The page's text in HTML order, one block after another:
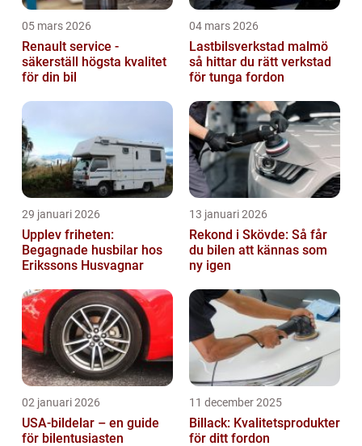
05 mars 2026
Renault service -
säkerställ högsta kvalitet
för din bil
04 mars 2026
Lastbilsverkstad malmö
så hittar du rätt verkstad
för tunga fordon
29 januari 2026
Upplev friheten:
Begagnade husbilar hos
Erikssons Husvagnar
13 januari 2026
Rekond i Skövde: Så får
du bilen att kännas som
ny igen
02 januari 2026
USA-bildelar – en guide
för bilentusiasten
11 december 2025
Billack: Kvalitetsprodukter
för ditt fordon